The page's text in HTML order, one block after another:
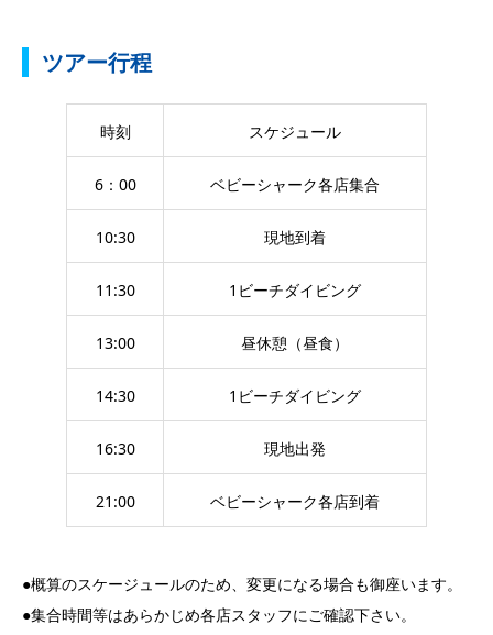
ツアー行程
時刻 スケジュール
6：00 ベビーシャーク各店集合
10:30 現地到着
11:30 1ビーチダイビング
13:00 昼休憩（昼食）
14:30 1ビーチダイビング
16:30 現地出発
21:00 ベビーシャーク各店到着
●概算のスケージュールのため、変更になる場合も御座います。
●集合時間等はあらかじめ各店スタッフにご確認下さい。